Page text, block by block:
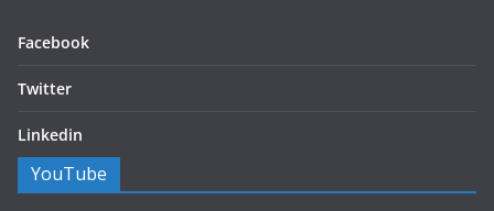
Facebook
Twitter
Linkedin
YouTube